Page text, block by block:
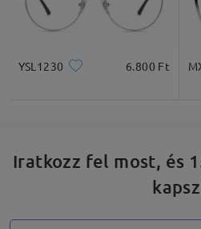
YSL1230 6.800 Ft
Iratkozz fel most, és